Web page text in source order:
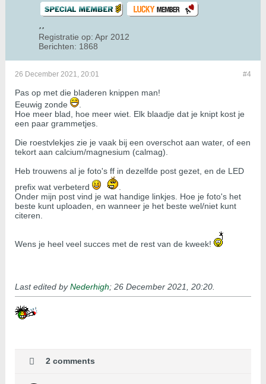
Registratie op: Apr 2012
Berichten: 1868
#4
26 December 2021, 20:01
Pas op met die bladeren knippen man!
Eeuwig zonde
Hoe meer blad, hoe meer wiet. Elk blaadje dat je knipt kost je
een paar grammetjes.
Die roestvlekjes zie je vaak bij een overschot aan water, of een
tekort aan calcium/magnesium (calmag).
Heb trouwens al je foto's ff in dezelfde post gezet, en de LED
prefix wat verbeterd
Onder mijn post vind je wat handige linkjes. Hoe je foto's het
beste kunt uploaden, en wanneer je het beste wel/niet kunt
citeren.
Wens je heel veel succes met de rest van de kweek!
Last edited byNederhigh; 26 December 2021, 20:20
2 comments